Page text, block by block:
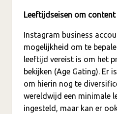
Leeftijdseisen om
Instagram business
mogelijkheid om te
leeftijd vereist is om het
bekijken (Age Gating). Er
om hierin nog te
wereldwijd een minimale
ingesteld, maar kan er